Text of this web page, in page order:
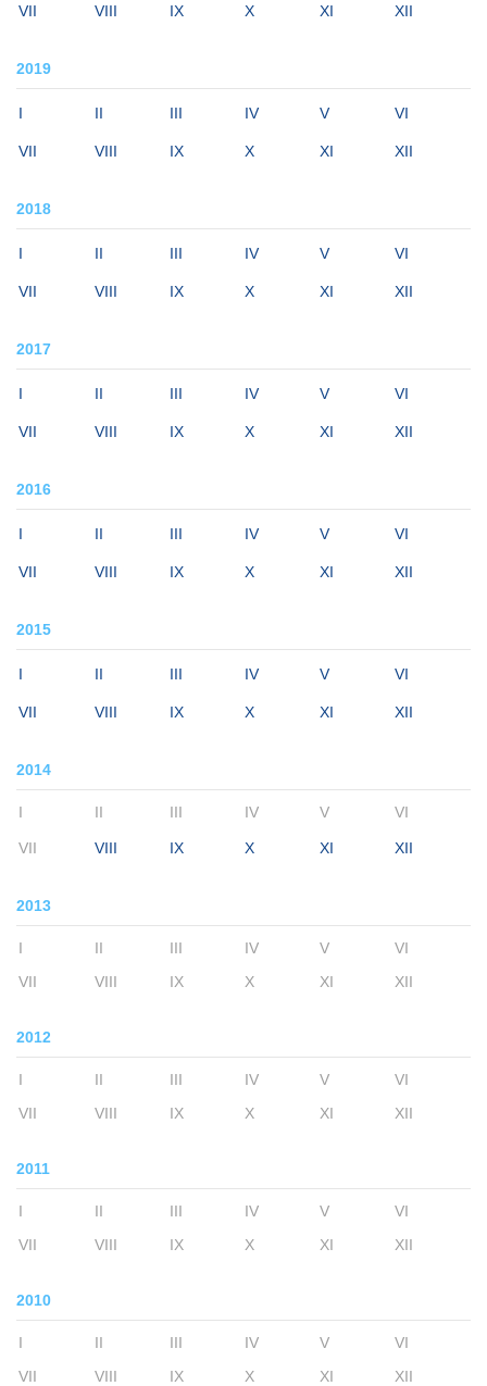
VII VIII IX X XI XII
2019
I II III IV V VI
VII VIII IX X XI XII
2018
I II III IV V VI
VII VIII IX X XI XII
2017
I II III IV V VI
VII VIII IX X XI XII
2016
I II III IV V VI
VII VIII IX X XI XII
2015
I II III IV V VI
VII VIII IX X XI XII
2014
I II III IV V VI
VII VIII IX X XI XII
2013
I II III IV V
VI
VII
VIII IX X XI XII
2012
I II III IV V
VI
VII
VIII IX X XI XII
2011
I II III IV V
VI
VII
VIII IX X XI XII
2010
I II III IV V
VI
VII
VIII IX X XI XII